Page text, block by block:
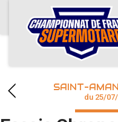
ACCUEIL
ACTUS
CALENDRIER
CHAMPIONNAT
SAINT-
du 25/